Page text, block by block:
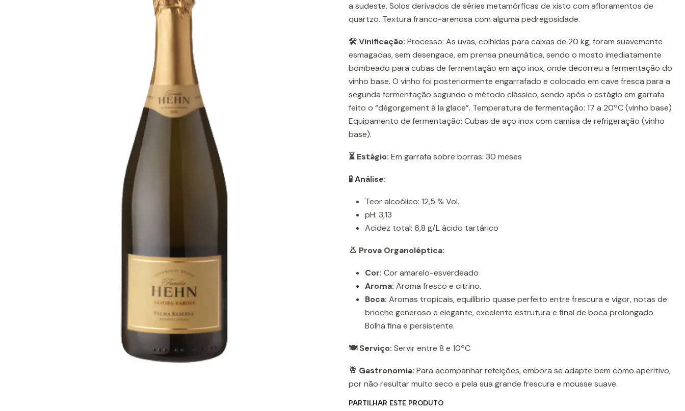
a sudeste. Solos derivados de séries metamórficas de xisto com afloramentos de
quartzo. Textura franco-arenosa com alguma pedregosidade.
🛠️ Vinificação: Processo: As uvas, colhidas para caixas de 20 kg, foram suavemente
esmagadas, sem desengace, em prensa pneumática, sendo o mosto imediatamente
bombeado para cubas de fermentação em aço inox, onde decorreu a fermentação do
vinho base. O vinho foi posteriormente engarrafado e colocado em cave fresca para a
segunda fermentação segundo o método clássico, sendo após o estágio em garrafa
feito o “dégorgement à la glace”. Temperatura de fermentação: 17 a 20ºC (vinho base)
Equipamento de fermentação: Cubas de aço inox com camisa de refrigeração (vinho
base).
⏳ Estágio: Em garrafa sobre borras: 30 meses
🧪 Análise:
Teor alcoólico: 12,5 % Vol.
pH: 3,13
Acidez total: 6,8 g/L ácido tartárico
👃 Prova Organoléptica:
Cor: Cor amarelo-esverdeado
Aroma: Aroma fresco e citrino.
Boca: Aromas tropicais, equilíbrio quase perfeito entre frescura e vigor, notas de
brioche generoso e elegante, excelente estrutura e final de boca prolongado
Bolha fina e persistente.
🍽️ Serviço: Servir entre 8 e 10ºC
🥂 Gastronomia: Para acompanhar refeições, embora se adapte bem como aperitivo,
por não resultar muito seco e pela sua grande frescura e mousse suave.
PARTILHAR ESTE PRODUTO